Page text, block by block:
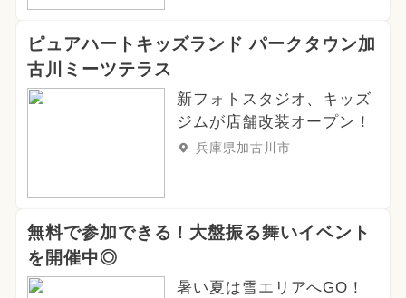
ピュアハートキッズランド パークタウン加
古川ミーツテラス
新フォトスタジオ、キッズ
ジムが店舗改装オープン！
兵庫県加古川市
無料で参加できる！大盤振る舞いイベント
を開催中◎
暑い夏は雪エリアへGO！